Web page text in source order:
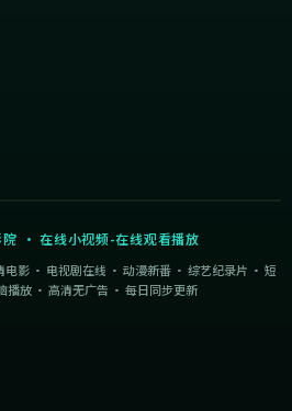
·在线小视频-在线观看播放
影 · 电视剧在线 · 动漫新番 · 综艺纪录片 · 短
播放 · 高清无广告 · 每日同步更新